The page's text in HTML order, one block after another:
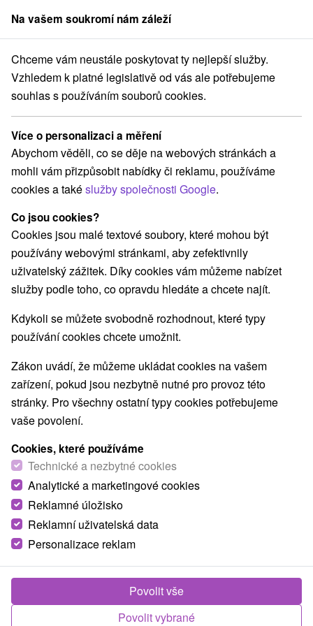
člen skupinySorger
Když pohyb nebolí. Blažené uvolnění a snadný pohyb bez
Když pohyb nebolí. Blažené
uvolnění a snadný pohyb bez
bolesti pro všechny věkové
kategorie
Platnost pobytu vypršela! Vyberte si níže z aktuálních nabídek.
Hotel SOREA SNP★★★Jásná pod Chopkom - Nízke Tatry
Jasná
Navigovat do místa
Na vašem soukromí nám záleží
Chceme vám neustále poskytovat ty nejlepší služby.
Vzhledem k platné legislativě od vás ale potřebujeme
souhlas s používáním souborů cookies.
Více o personalizaci a měření
Abychom věděli, co se děje na webových stránkách a
mohli vám přizpůsobit nabídky či reklamu, používáme
cookies a takéslužby společnosti Google.
Co jsou cookies?
Cookies jsou malé textové soubory, které mohou být
používány webovými stránkami, aby zefektivnily
uživatelský zážitek. Díky cookies vám můžeme nabízet
služby podle toho, co opravdu hledáte a chcete najít.
Kdykoli se můžete svobodně rozhodnout, které typy
používání cookies chcete umožnit.
Zákon uvádí, že můžeme ukládat cookies na vašem
zařízení, pokud jsou nezbytně nutné pro provoz této
stránky. Pro všechny ostatní typy cookies potřebujeme
vaše povolení.
Cookies, které používáme
Technické a nezbytné cookies
Analytické a marketingové cookies
Reklamné úložisko
Reklamní uživatelská data
Personalizace reklam
Povolit vybrané
Povolit vše